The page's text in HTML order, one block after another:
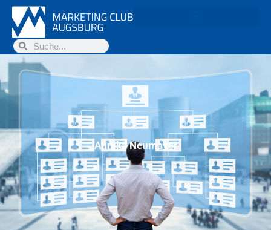
Annika Neumayer